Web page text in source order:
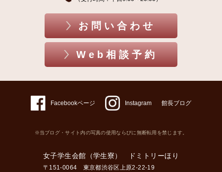
お問い合わせ
Web相談予約
Facebookページ Instagram 館長ブログ
※当ブログ・サイト内の写真の使用ならびに無断転用を禁じます。
女子学生会館（学生寮） ドミトリーほり
〒151-0064 東京都渋谷区上原2-22-19